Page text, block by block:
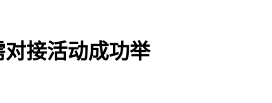
接活动成功举